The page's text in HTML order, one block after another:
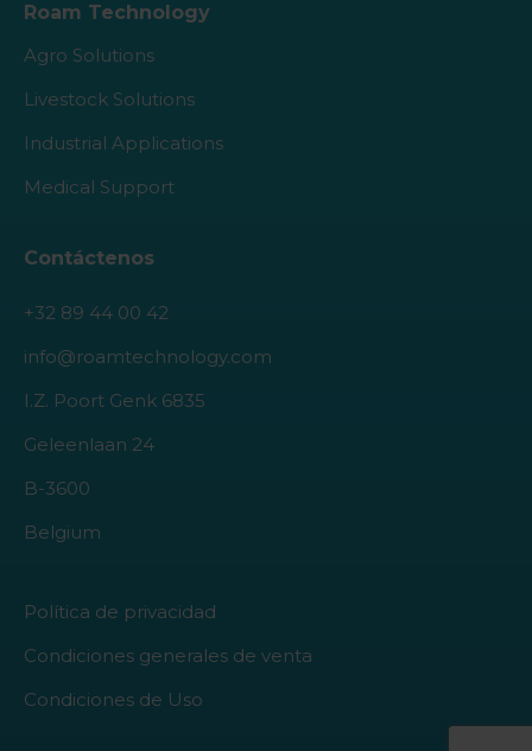
Roam Technology
Agro Solutions
Livestock Solutions
Industrial Applications
Medical Support
Contáctenos
+32 89 44 00 42
info@roamtechnology.com
I.Z. Poort Genk 6835
Geleenlaan 24
B-3600
Belgium
Política de privacidad
Condiciones generales de venta
Condiciones de Uso